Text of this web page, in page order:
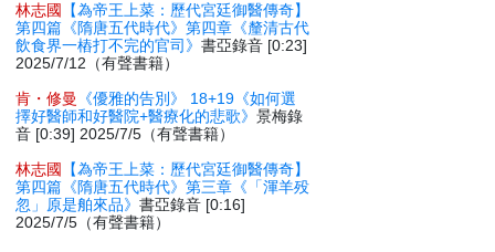
林志國
【為帝王上菜：歷代宮廷御醫傳奇】
第四篇《隋唐五代時代》第四章《釐清古代
飲食界一樁打不完的官司》書亞錄音 [0:23]
2025/7/12（有聲書籍）
肯・修曼
《優雅的告別》 18+19《如何選
擇好醫師和好醫院+醫療化的悲歌》景梅錄
音 [0:39] 2025/7/5（有聲書籍）
林志國
【為帝王上菜：歷代宮廷御醫傳奇】
第四篇《隋唐五代時代》第三章《「渾羊殁
忽」原是舶來品》書亞錄音 [0:16]
2025/7/5（有聲書籍）